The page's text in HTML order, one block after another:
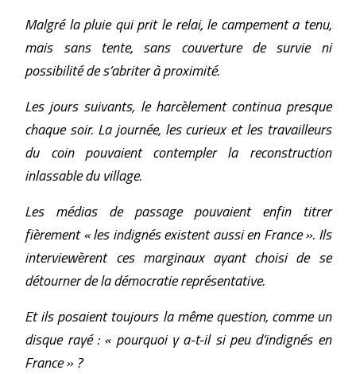
Malgré la pluie qui prit le relai, le campement a tenu,
mais sans tente, sans couverture de survie ni
possibilité de s’abriter à proximité.
Les jours suivants, le harcèlement continua presque
chaque soir. La journée, les curieux et les travailleurs
du coin pouvaient contempler la reconstruction
inlassable du village.
Les médias de passage pouvaient enfin titrer
fièrement « les indignés existent aussi en France ». Ils
interviewèrent ces marginaux ayant choisi de se
détourner de la démocratie représentative.
Et ils posaient toujours la même question, comme un
disque rayé : « pourquoi y a-t-il si peu d’indignés en
France » ?